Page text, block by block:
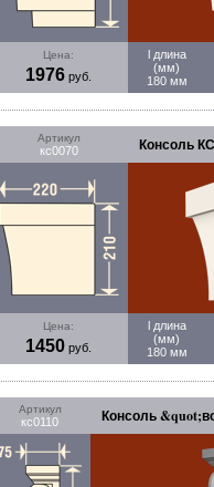
Цена:
1976 руб.
l длина
(мм)
180 мм
Артикул
кс0070 Консоль
Цена:
1450 руб.
l длина
(мм)
180 мм
Артикул
кс0110 Консоль